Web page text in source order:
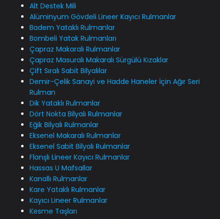
Alt Destek Mili
Alüminyum Gövdeli Lineer Kayıcı Rulmanlar
Badem Yataklı Rulmanlar
Bombeli Yatak Rulmanları
Çapraz Makaralı Rulmanlar
Çapraz Masuralı Makaralı Sürgülü Kızaklar
Çift Sıralı Sabit Bilyalılar
Demir-Çelik Sanayi ve Hadde Haneler İçin Ağır Seri
Rulman
Dik Yataklı Rulmanlar
Dört Nokta Bilyalı Rulmanlar
Eğik Bilyalı Rulmanlar
Eksenel Makaralı Rulmanlar
Eksenel Sabit Bilyalı Rulmanlar
Flanşlı Lineer Kayıcı Rulmanlar
Hassas U Mafsallar
Kanallı Rulmanlar
Kare Yataklı Rulmanlar
Kayıcı Lineer Rulmanlar
Kesme Taşları